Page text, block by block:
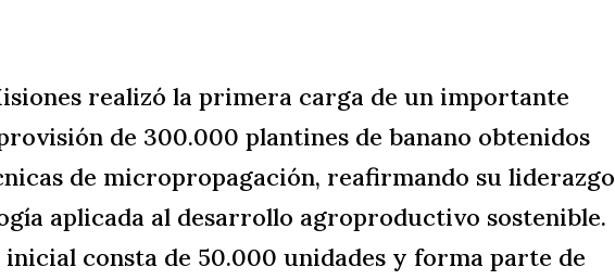
realizó la primera carga de un importante
de 300.000 plantines de banano obtenidos
de micropropagación, reafirmando su liderazgo
aplicada al desarrollo agroproductivo sostenible.
inicial consta de 50.000 unidades y forma parte de